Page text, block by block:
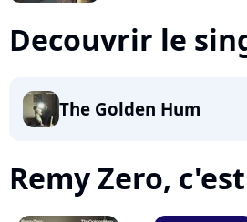
Decouvrir le
The Golden Hum
Remy Zero,